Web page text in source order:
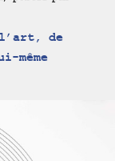
de
même